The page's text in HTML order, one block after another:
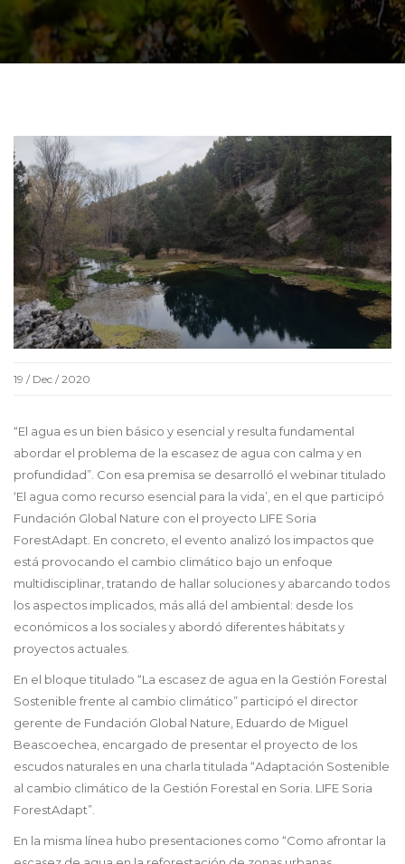
19 / Dec / 2020
“El agua es un bien básico y esencial y resulta fundamental
abordar el problema de la escasez de agua con calma y en
profundidad”. Con esa premisa se desarrolló el webinar titulado
‘El agua como recurso esencial para la vida’, en el que participó
Fundación Global Nature con el proyecto LIFE Soria
ForestAdapt. En concreto, el evento analizó los impactos que
está provocando el cambio climático bajo un enfoque
multidisciplinar, tratando de hallar soluciones y abarcando todos
los aspectos implicados, más allá del ambiental: desde los
económicos a los sociales y abordó diferentes hábitats y
proyectos actuales.
En el bloque titulado “La escasez de agua en la Gestión Forestal
Sostenible frente al cambio climático” participó el director
gerente de Fundación Global Nature, Eduardo de Miguel
Beascoechea, encargado de presentar el proyecto de los
escudos naturales en una charla titulada “Adaptación Sostenible
al cambio climático de la Gestión Forestal en Soria. LIFE Soria
ForestAdapt”.
En la misma línea hubo presentaciones como “Como afrontar la